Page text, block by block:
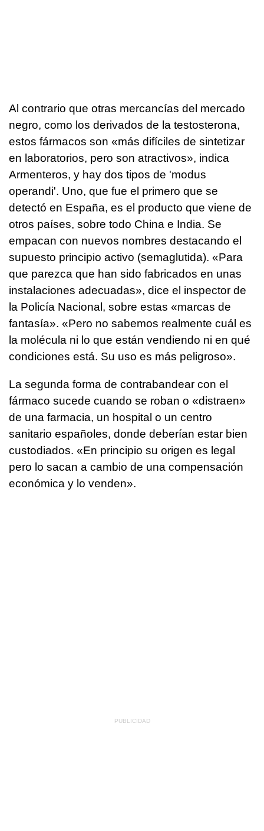
Al contrario que otras mercancías del mercado
negro, como los derivados de la testosterona,
estos fármacos son «más difíciles de sintetizar
en laboratorios, pero son atractivos», indica
Armenteros, y hay dos tipos de 'modus
operandi'. Uno, que fue el primero que se
detectó en España, es el producto que viene de
otros países, sobre todo China e India. Se
empacan con nuevos nombres destacando el
supuesto principio activo (semaglutida). «Para
que parezca que han sido fabricados en unas
instalaciones adecuadas», dice el inspector de
la Policía Nacional, sobre estas «marcas de
fantasía». «Pero no sabemos realmente cuál es
la molécula ni lo que están vendiendo ni en qué
condiciones está. Su uso es más peligroso».
La segunda forma de contrabandear con el
fármaco sucede cuando se roban o «distraen»
de una farmacia, un hospital o un centro
sanitario españoles, donde deberían estar bien
custodiados. «En principio su origen es legal
pero lo sacan a cambio de una compensación
económica y lo venden».